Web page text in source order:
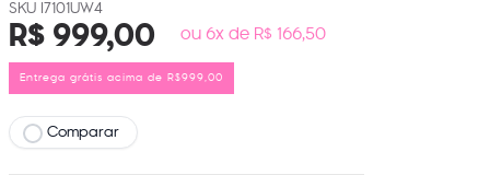
I7101UW4
R$999,00 ou 6x de R$ 166,50
Entrega grátis acima de R$999,00
Comparar